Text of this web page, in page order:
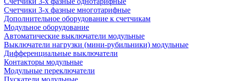
Счетчики 3-х фазные многотарифные
Дополнительное оборудование к счетчикам
Модульное оборудование
Автоматические выключатели модульные
Выключатели нагрузки (мини-рубильники) модульные
Дифференциальные выключатели
Контакторы модульные
Модульные переключатели
Пускатели модульные